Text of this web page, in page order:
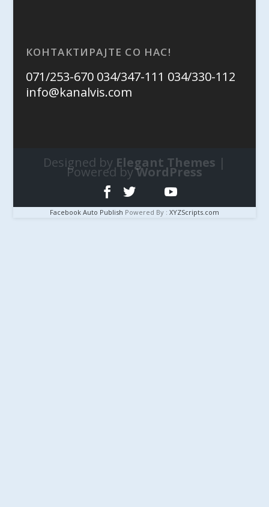
КОНТАКТИРАЈТЕ СО НАС!
071/253-670 034/347-111 034/330-112
info@kanalvis.com
Designed by Elegant Themes |
Powered byWordPress
Facebook Auto Publish Powered By : XYZScripts.com